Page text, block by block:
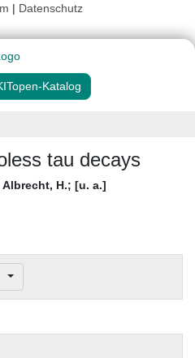
| Datenschutz
Katalog
tau decays
Albrecht, H.; [u. a.]